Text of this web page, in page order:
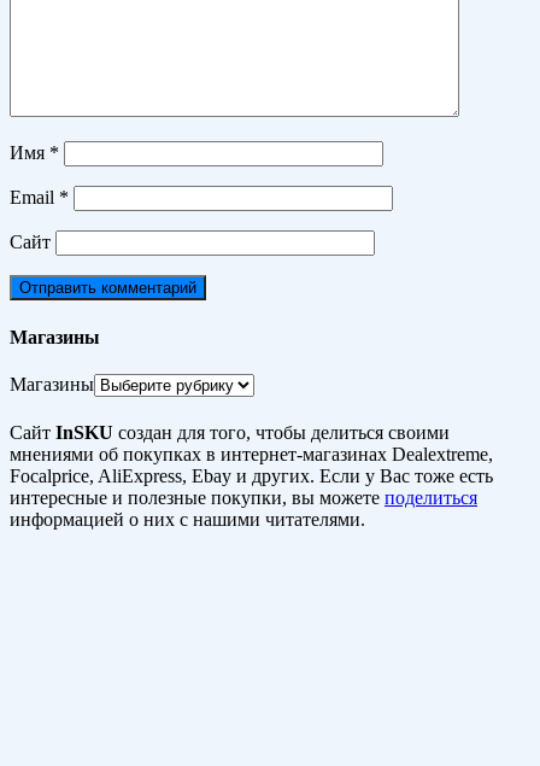
Имя *
Email *
Сайт
Магазины
Магазины
Сайт InSKU создан для того, чтобы делиться своими
мнениями об покупках в интернет-магазинах Dealextreme,
Focalprice, AliExpress, Ebay и других. Если у Вас тоже есть
интересные и полезные покупки, вы можете поделиться
информацией о них с нашими читателями.